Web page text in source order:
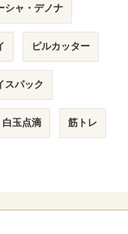
シャ・デノナ
ピルカッター
スパック
白玉点滴 筋トレ